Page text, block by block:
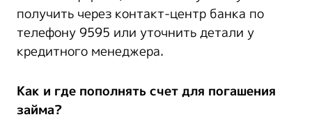
получить через контакт-центр банка по
телефону 9595 или уточнить детали у
кредитного менеджера.
Как и где пополнять счет для погашения
займа?